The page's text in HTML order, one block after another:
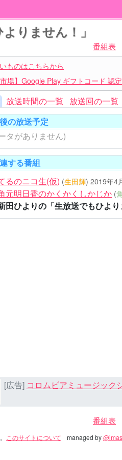
りません！」
番組表
ものはこちらから
市場】Google Play ギフトコード 認
放送時間の一覧 放送回の一覧
の放送予定
タがありません)
する番組
るのニコ生(仮) (生田輝) 2019年4
元明日香のかくかくしかじか (
田ひよりの「生放送でもひより
[広告] コロムビアミュージック
番組表
このサイトについて managed by